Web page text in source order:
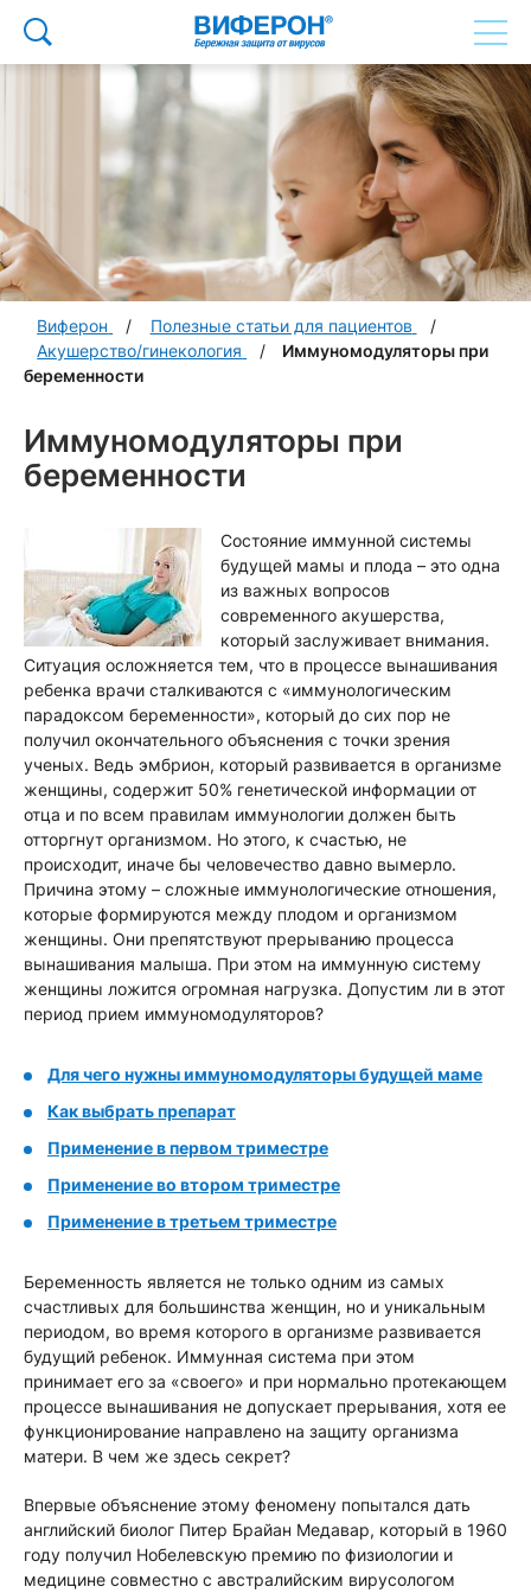
Виферон
Полезные статьи для пациентов
Акушерство/гинекология
Иммуномодуляторы при
беременности
Иммуномодуляторы при
беременности
Состояние иммунной системы
будущей мамы и плода – это одна
из важных вопросов
современного акушерства,
который заслуживает внимания.
Ситуация осложняется тем, что в процессе вынашивания
ребенка врачи сталкиваются с «иммунологическим
парадоксом беременности», который до сих пор не
получил окончательного объяснения с точки зрения
ученых. Ведь эмбрион, который развивается в организме
женщины, содержит 50% генетической информации от
отца и по всем правилам иммунологии должен быть
отторгнут организмом. Но этого, к счастью, не
происходит, иначе бы человечество давно вымерло.
Причина этому – сложные иммунологические отношения,
которые формируются между плодом и организмом
женщины. Они препятствуют прерыванию процесса
вынашивания малыша. При этом на иммунную систему
женщины ложится огромная нагрузка. Допустим ли в этот
период прием иммуномодуляторов?
Для чего нужны иммуномодуляторы будущей маме
Как выбрать препарат
Применение в первом триместре
Применение во втором триместре
Применение в третьем триместре
Беременность является не только одним из самых
счастливых для большинства женщин, но и уникальным
периодом, во время которого в организме развивается
будущий ребенок. Иммунная система при этом
принимает его за «своего» и при нормально протекающем
процессе вынашивания не допускает прерывания, хотя ее
функционирование направлено на защиту организма
матери. В чем же здесь секрет?
Впервые объяснение этому феномену попытался дать
английский биолог Питер Брайан Медавар, который в 1960
году получил Нобелевскую премию по физиологии и
медицине совместно с австралийским вирусологом